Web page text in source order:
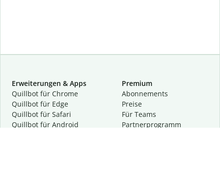
Erweiterungen & Apps
Quillbot für Chrome
Quillbot für Edge
Quillbot für Safari
Quillbot für Android
Premium
Abon­ne­ments
Preise
Für Teams
Partnerprogramm